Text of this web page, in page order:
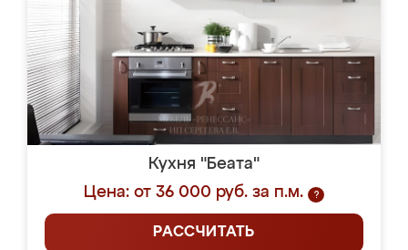
Кухня "Беата"
Цена: от 36 000 руб. за п.м.
?
РАССЧИТАТЬ